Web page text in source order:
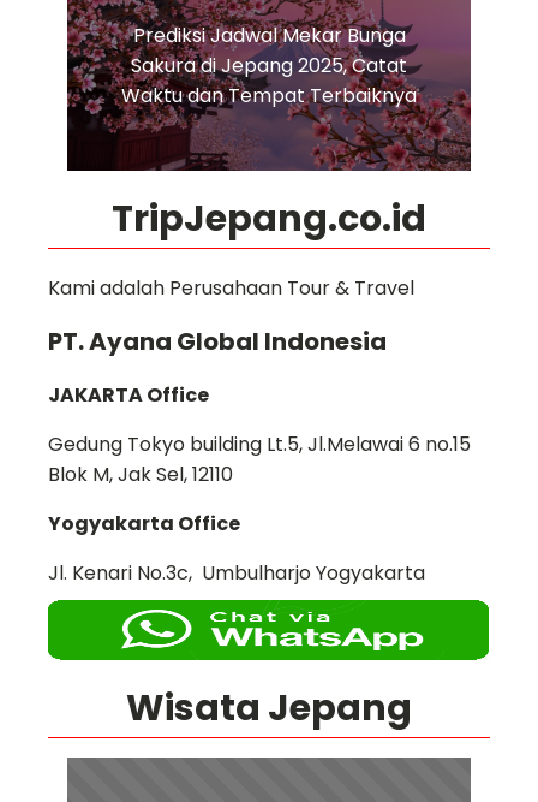
Prediksi Jadwal Mekar Bunga
Sakura di Jepang 2025, Catat
Waktu dan Tempat Terbaiknya
TripJepang.co.id
Kami adalah Perusahaan Tour & Travel
PT. Ayana Global Indonesia
JAKARTA Office
Gedung Tokyo building Lt.5, Jl.Melawai 6 no.15
Blok M, Jak Sel, 12110
Yogyakarta Office
Jl. Kenari No.3c, Umbulharjo Yogyakarta
Wisata Jepang